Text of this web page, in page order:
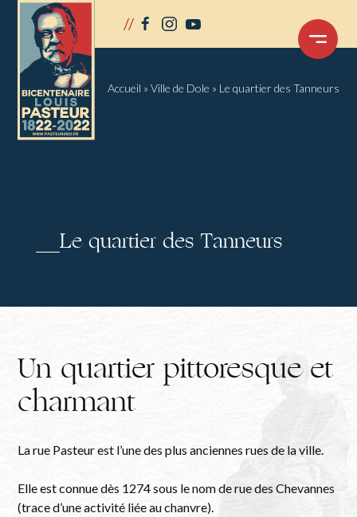
// facebook
instagram
youtube
OUVRIR
MENU
Accueil » Ville de Dole » Le quartier des Tanneurs
Le quartier des Tanneurs
Un quartier pittoresque et
charmant
La rue Pasteur est l’une des plus anciennes rues de la ville.
Elle est connue dès 1274 sous le nom de rue des Chevannes
(trace d’une activité liée au chanvre).
Panneau de gestion des cookies